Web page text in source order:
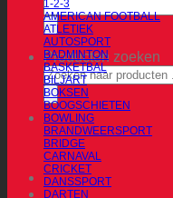
Producten zoeken
1-2-3
AMERICAN FOOTBALL
ATLETIEK
AUTOSPORT
BADMINTON
BASKETBAL
BILJART
BOKSEN
BOOGSCHIETEN
BOWLING
BRANDWEERSPORT
BRIDGE
CARNAVAL
CRICKET
DANSSPORT
DARTEN